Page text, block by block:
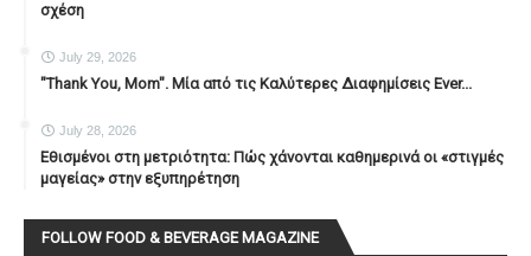
σχέση
July 29, 2026
"Thank You, Mοm". Μία από τις Καλύτερες Διαφημίσεις Ever...
July 28, 2026
Εθισμένοι στη μετριότητα: Πώς χάνονται καθημερινά οι «στιγμές
μαγείας» στην εξυπηρέτηση
FOLLOW FOOD & BEVERAGE MAGAZINE